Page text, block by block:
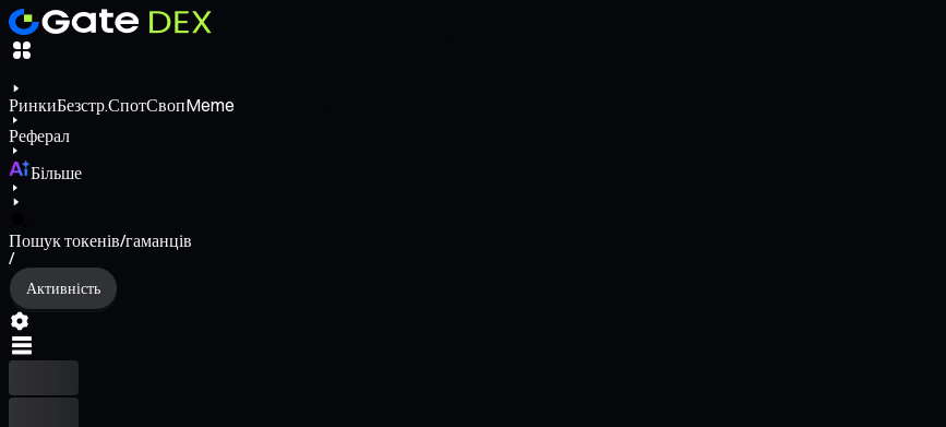
РинкиБезстр.СпотСвопMeme
Реферал
Більше
Пошук токенів/гаманців
/
Активність